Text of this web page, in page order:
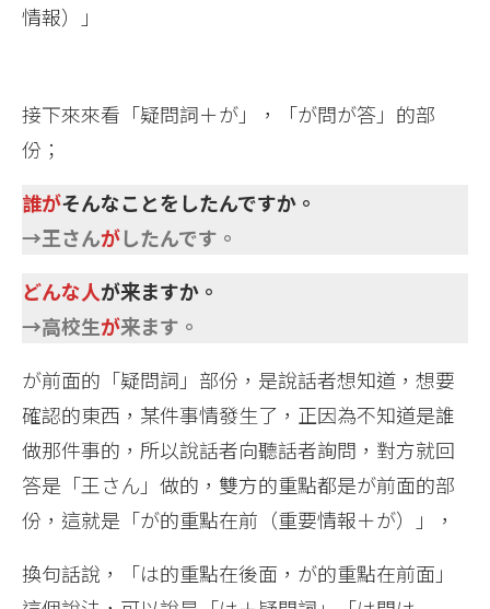
情報）」
接下來來看「疑問詞＋が」，「が問が答」的部
份；
誰がそんなことをしたんですか。
→王さんがしたんです。
どんな人が来ますか。
→高校生が来ます。
が前面的「疑問詞」部份，是說話者想知道，想要
確認的東西，某件事情發生了，正因為不知道是誰
做那件事的，所以說話者向聽話者詢問，對方就回
答是「王さん」做的，雙方的重點都是が前面的部
份，這就是「が的重點在前（重要情報＋が）」，
換句話說，「は的重點在後面，が的重點在前面」